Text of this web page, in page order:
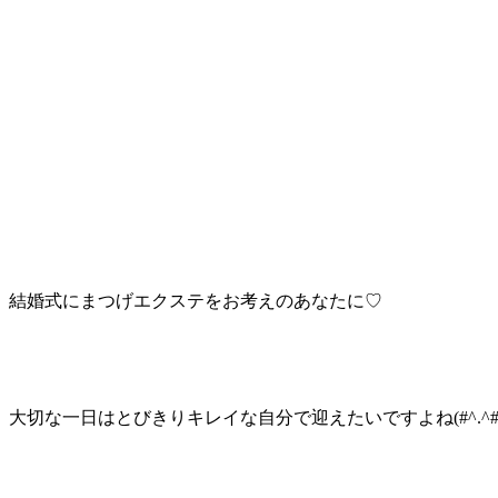
結婚式にまつげエクステをお考えのあなたに♡
大切な一日はとびきりキレイな自分で迎えたいですよね(#^.^